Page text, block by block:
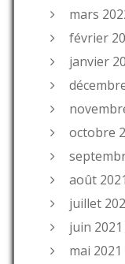
mars
février
janvier
octobre
août 2021
juillet
juin 2021
mai 2021